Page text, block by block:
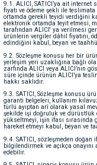
9.1. ALICI, SATICI’ya ait
fiyatı ve ödeme şekli ile
ortamda gerekli teyidi verdiğini
elektronik ortamda teyit etmesi,
tarafından ALICI' ya verilmesi
ürünlerin vergiler dâhil fiyatını,
edindiğini kabul, beyan ve
9.2. Sözleşme konusu her bir
yerleşim yeri uzaklığına bağlı
zarfında ALICI veya ALICI’nın
süre içinde ürünün ALICI’ya
hakkı saklıdır.
9.3. SATICI, Sözleşme konusu
garanti belgeleri, kullanım
türlü ayıptan arî olarak yasal
şekilde işi doğruluk ve dürüstlük
yükseltmeyi, işin ifası
hareket etmeyi kabul, beyan ve
9.4. SATICI, sözleşmeden doğan
bilgilendirmek ve açıkça
edebilir.